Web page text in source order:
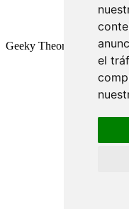
el
Geeky Theory © 2026